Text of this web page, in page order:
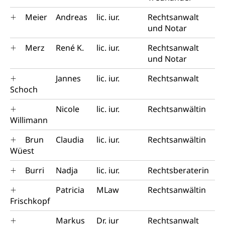
Meier
Andreas lic. iur.
Rechtsanwalt
und Notar
Merz
René K. lic. iur.
Rechtsanwalt
und Notar
Schoch
Jannes lic. iur. Rechtsanwalt
Willimann
Nicole lic. iur. Rechtsanwältin
Brun
Wüest
Claudia lic. iur. Rechtsanwältin
Burri Nadja lic. iur. Rechtsberaterin
Frischkopf
Patricia MLaw Rechtsanwältin
Markus Dr. iur Rechtsanwalt
Frühe Förderung
Preisüberwachung, Preisüberwacher,
Konsumentenorganisation, parallele Einfuhr,
regionale Erschöpfung, nationale Erschöpfung,
internationale Erschöpfung, Preisabsprache, Kartell,
Cassis-deDijon-Prinzip
Lebensmittelkontrolle und
Verbraucherschutz
Krankenversicherung
Unfallversicherung, Berufsunfallversicherung,
Krankheit, Unfall, Prämienverbilligung,
Krankenkasse
Krankenversicherung (WAS Luzern)
Prämienverbilligung (WAS Luzern)
Obligatorische Krankenversicherung (WAS
Luzern)
Kranken- und Unfallversicherung
Lebensmittelsicherheit
sichere Lebensmittel, Lebensmittelkontrolle,
Lebensmittelhygiene, Produktesicherheit
Trinkwasser
Lebensmittel
Prävention
Gesundheitsvorsorge, Wellness, Unfallverhütung,
Suchtprävention, Alkoholprävention,
Tabakprävention, Primärprävention,
Sekundärprävention, Tertiärprävention